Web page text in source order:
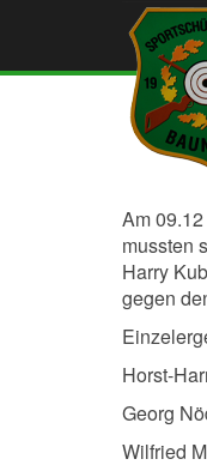
Am
mussten
Harry
gegen
Horst-
Georg
Wilfried